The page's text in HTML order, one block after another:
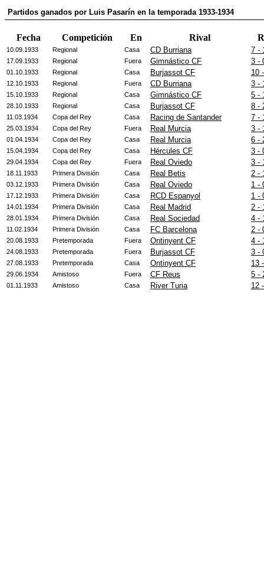
Partidos ganados por Luis Pasarín en la temporada 1933-1934
Fecha Competición En Rival
10.09.1933 Regional Casa CD Burriana 7 -
17.09.1933 Regional Fuera Gimnástico CF 3 -
01.10.1933 Regional Casa Burjassot CF 10
12.10.1933 Regional Fuera CD Burriana 3 -
15.10.1933 Regional Casa Gimnástico CF 5 -
28.10.1933 Regional Casa Burjassot CF 8 -
11.03.1934 Copa del Rey Casa Racing de Santander 7 -
25.03.1934 Copa del Rey Fuera Real Murcia 3 -
01.04.1934 Copa del Rey Casa Real Murcia 6 -
15.04.1934 Copa del Rey Casa Hércules CF 3 -
29.04.1934 Copa del Rey Fuera Real Oviedo 3 -
18.11.1933 Primera División Casa Real Betis 2 -
03.12.1933 Primera División Casa Real Oviedo 1 -
17.12.1933 Primera División Casa RCD Espanyol 1 -
14.01.1934 Primera División Casa Real Madrid 2 -
28.01.1934 Primera División Casa Real Sociedad 4 -
11.02.1934 Primera División Casa FC Barcelona 2 -
20.08.1933 Pretemporada Fuera Ontinyent CF 4 -
24.08.1933 Pretemporada Fuera Burjassot CF 3 -
27.08.1933 Pretemporada Casa Ontinyent CF 13
29.06.1934 Amistoso Fuera CF Reus 5 -
01.11.1933 Amistoso Casa River Turia 12